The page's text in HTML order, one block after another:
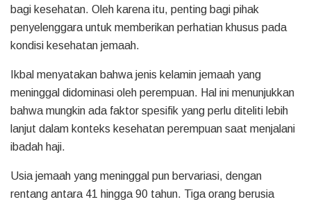
bagi kesehatan. Oleh karena itu, penting bagi pihak
penyelenggara untuk memberikan perhatian khusus pada
kondisi kesehatan jemaah.
Ikbal menyatakan bahwa jenis kelamin jemaah yang
meninggal didominasi oleh perempuan. Hal ini menunjukkan
bahwa mungkin ada faktor spesifik yang perlu diteliti lebih
lanjut dalam konteks kesehatan perempuan saat menjalani
ibadah haji.
Usia jemaah yang meninggal pun bervariasi, dengan
rentang antara 41 hingga 90 tahun. Tiga orang berusia